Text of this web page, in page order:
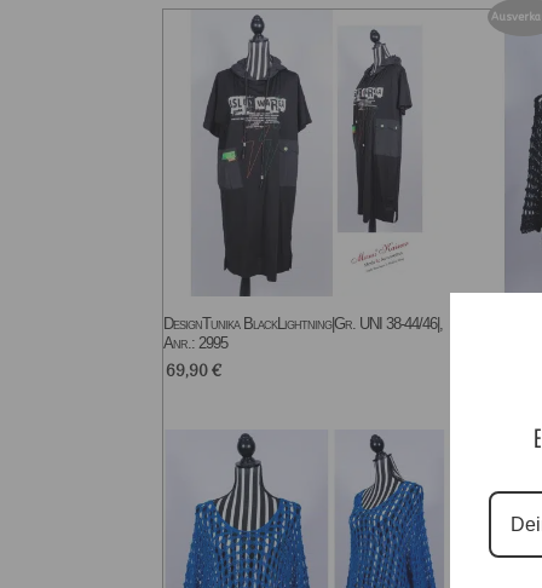
DesignTunika BlackLightning|Gr. UNI 38-44/46|,
Anr.: 2995
69,90€